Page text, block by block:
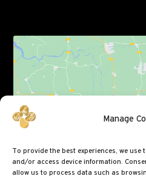
Manage
To provide the best experiences, we
and/or access device information.
allow us to process data such as
Click to accept